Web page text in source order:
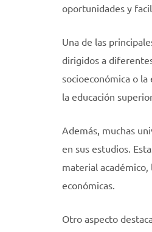
oportunidades y
Una de las
dirigidos a
socioeconómica o
la educación
Además, muchas
en sus estudios.
material
económicas.
Otro aspecto